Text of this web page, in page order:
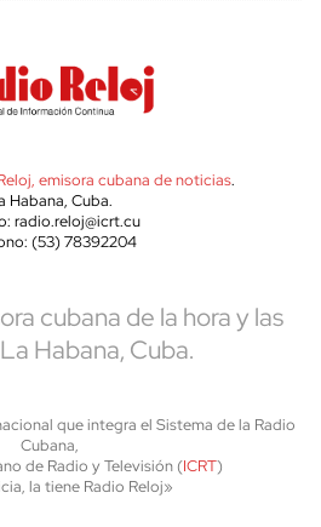
emisora cubana de noticias.
Habana, Cuba.
radio.reloj@icrt.cu
(53) 78392204
cubana de la hora y las
Habana, Cuba.
que integra el Sistema de la Radio
Cubana,
de Radio y Televisión (ICRT)
la tiene Radio Reloj»